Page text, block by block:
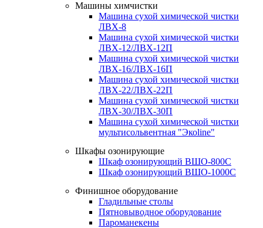
Машины химчистки
Машина сухой химической чистки
ЛВХ-8
Машина сухой химической чистки
ЛВХ-12/ЛВХ-12П
Машина сухой химической чистки
ЛВХ-16/ЛВХ-16П
Машина сухой химической чистки
ЛВХ-22/ЛВХ-22П
Машина сухой химической чистки
ЛВХ-30/ЛВХ-30П
Машина сухой химической чистки
мультисольвентная "Экоline"
Шкафы озонирующие
Шкаф озонирующий ВШО-800С
Шкаф озонирующий ВШО-1000С
Финишное оборудование
Гладильные столы
Пятновыводное оборудование
Пароманекены